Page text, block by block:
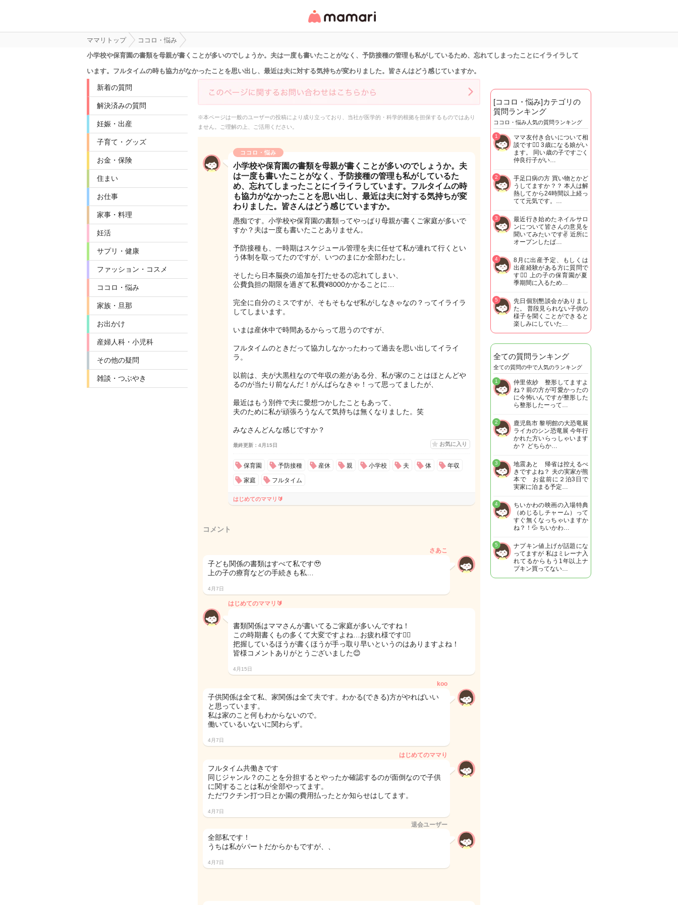
リ・情報サイト
ママリトップ
ココロ・悩み
小学校や保育園の書類を母親が書くことが多いのでしょうか。夫は一度も書いたことがなく、予防接種の管理も私がしているため、忘れてしまったことにイライラして
います。フルタイムの時も協力がなかったことを思い出し、最近は夫に対する気持ちが変わりました。皆さんはどう感じていますか。
新着の質問
解決済みの質問
妊娠・出産
子育て・グッズ
お金・保険
住まい
お仕事
家事・料理
妊活
サプリ・健康
ファッション・コスメ
ココロ・悩み
家族・旦那
お出かけ
産婦人科・小児科
その他の疑問
雑談・つぶやき
※本ページは一般のユーザーの投稿により成り立っており、当社が医学的・科学的根拠を担保するものではあり
ません。ご理解の上、ご活用ください。
ココロ・悩み
小学校や保育園の書類を母親が書くことが多いのでしょうか。夫
は一度も書いたことがなく、予防接種の管理も私がしているた
め、忘れてしまったことにイライラしています。フルタイムの時
も協力がなかったことを思い出し、最近は夫に対する気持ちが変
わりました。皆さんはどう感じていますか。
愚痴です。小学校や保育園の書類ってやっぱり母親が書くご家庭が多いで
すか？夫は一度も書いたことありません。
予防接種も、一時期はスケジュール管理を夫に任せて私が連れて行くとい
う体制を取ってたのですが、いつのまにか全部わたし。
そしたら日本脳炎の追加を打たせるの忘れてしまい、
公費負担の期限を過ぎて私費¥8000かかることに…
完全に自分のミスですが、そもそもなぜ私がしなきゃなの？ってイライラ
してしまいます。
いまは産休中で時間あるからって思うのですが、
フルタイムのときだって協力しなかったわって過去を思い出してイライ
ラ。
以前は、夫が大黒柱なので年収の差がある分、私が家のことはほとんどや
るのが当たり前なんだ！がんばらなきゃ！って思ってましたが、
最近はもう別件で夫に愛想つかしたこともあって、
夫のために私が頑張ろうなんて気持ちは無くなりました。笑
みなさんどんな感じですか？
最終更新：4月15日 お気に入り
保育園 予防接種 産休 親 小学校 夫 体 年収
家庭 フルタイム
はじめてのママリ🔰
コメント
さあこ
子ども関係の書類はすべて私です🥹
上の子の療育などの手続きも私…
4月7日
はじめてのママリ🔰
書類関係はママさんが書いてるご家庭が多いんですね！
この時期書くもの多くて大変ですよね…お疲れ様です🙇‍♀️
把握しているほうが書くほうが手っ取り早いというのはありますよね！
皆様コメントありがとうございました😊
4月15日
koo
子供関係は全て私、家関係は全て夫です。わかる(できる)方がやればいい
と思っています。
私は家のこと何もわからないので。
働いているいないに関わらず。
4月7日
はじめてのママり
フルタイム共働きです
同じジャンル？のことを分担するとやったか確認するのが面倒なので子供
に関することは私が全部やってます。
ただワクチン打つ日とか園の費用払ったとか知らせはしてます。
4月7日
退会ユーザー
全部私です！
うちは私がパートだからかもですが、、
4月7日
[ココロ・悩み]カテゴリの
質問ランキング
ココロ・悩み人気の質問ランキング
ママ友付き合いについて相
談です🙇‍♂️ 3歳になる娘がい
ます。 同い歳の子ですごく
仲良行子がい…
1
手足口病の方 買い物とかど
うしてますか？？ 本人は解
熱してから24時間以上経っ
てて元気です。…
2
最近行き始めたネイルサロ
ンについて皆さんの意見を
聞いてみたいです✌️ 近所に
オープンしたば…
3
8月に出産予定、もしくは
出産経験がある方に質問で
す🙋‍♀️ 上の子の保育園が夏
季期間に入るため…
4
先日個別懇談会がありまし
た。 普段見られない子供の
様子を聞くことができると
楽しみにしていた…
5
全ての質問ランキング
全ての質問の中で人気のランキング
仲里依紗 整形してますよ
ね？前の方が可愛かったの
に今怖いんですが整形した
ら整形したーって…
1
鹿児島市 黎明館の大恐竜展
ライカのシン恐竜展 今年行
かれた方いらっしゃいます
か？ どちらか…
2
地震あと 帰省は控えるべ
きですよね？ 夫の実家が熊
本で お盆前に２泊3日で
実家に泊まる予定…
3
ちいかわの映画の入場特典
（めじるしチャーム）って
すぐ無くなっちゃいますか
ね？！💦 ちいかわ…
4
ナプキン値上げが話題にな
ってますが 私はミレーナ入
れてるからもう1年以上ナ
プキン買ってない…
5